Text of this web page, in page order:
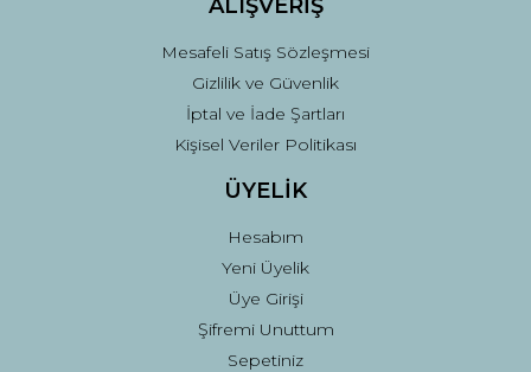
ALIŞVERİŞ
Mesafeli Satış Sözleşmesi
Gizlilik ve Güvenlik
İptal ve İade Şartları
Kişisel Veriler Politikası
ÜYELİK
Hesabım
Yeni Üyelik
Üye Girişi
Şifremi Unuttum
Sepetiniz